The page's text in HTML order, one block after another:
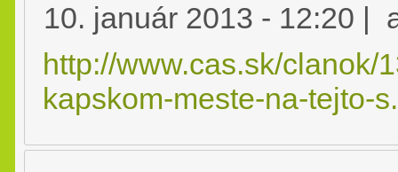
10. január 2013 - 12:20 |
http://www.cas.sk/clanok/
kapskom-meste-na-tejto-